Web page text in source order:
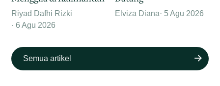
Riyad Dafhi Rizki
6 Agu 2026
Elviza Diana 5 Agu 2026
Semua artikel